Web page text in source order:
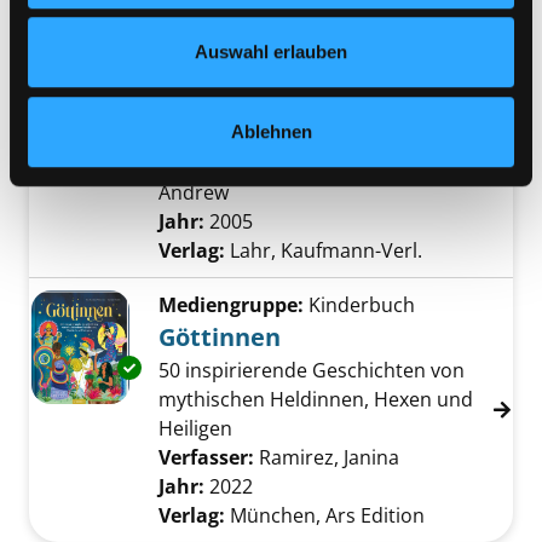
Nähere Informationen finden Sie in unserer
Auswahl erlauben
Ablehnen
Mediengruppe: Kinderbuch
Religionen der Welt von Kindern
Verfasser:Brown, Alan;Langley,
AndrewSuche nach diesem Verfasser
Jahr: 2005
Verlag: Lahr, Kaufmann-Verl.
Exemplar-Details von Göttinnen anzeigen
Mediengruppe: Kinderbuch
Göttinnen
50 inspirierende Geschichten von
mythischen Heldinnen, Hexen und
Heiligen
Verfasser: Ramirez, Janina
Jahr: 2022
Verlag: München, Ars Edition